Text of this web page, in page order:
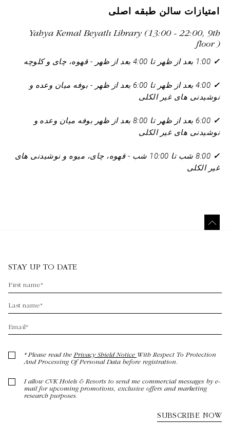
امتیازات سالن طبقه اصلی
Yahya Kemal Beyatlı Library (13:00 - 22:00, 9th
floor )
✓
✓
4:00 بعد از ظهر تا 6:00 بعد از ظهر - بوفه میان وعده و
نوشیدنی های غیر الکلی
✓
6:00 بعد از ظهر تا 8:00 بعد از ظهر بوفه میان وعده و
نوشیدنی های غیر الکلی
✓
8:00 شب تا 10:00 شب - قهوه، چای، میوه و نوشیدنی های
غیر الکلی